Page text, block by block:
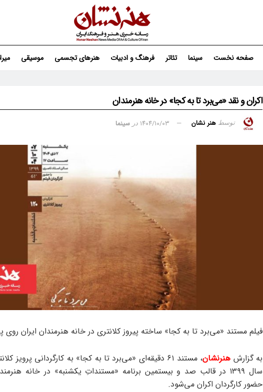
صفحه نخست سینما تئاتر فرهنگ و ادبیات هنرهای تجسمی موسیقی
اکران و نقد «می‌برد تا به کجا» در خانه هنرمندان
توسط هنر نشان ۱۴۰۴/۱۰/۰۳ در سینما
فیلم مستند «می‌برد تا به کجا» ساخته پیروز کلانتری در خانه هنرمندان ایران روی
به گزارش هنرنشان
، مستند ۶۱ دقیقه‌ای «می‌برد تا به کجا» به کارگردانی پرویز
سال ۱۳۹۹ در قالب صد و بیستمین برنامه «مستنداتِ یکشنبه» در خانه
حضور کارگردان اکران می‌شود.